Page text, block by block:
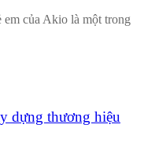
em của Akio là một trong
dựng thương hiệu